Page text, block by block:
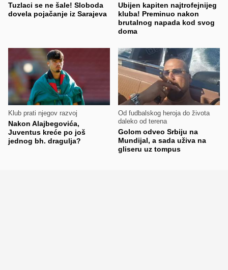
Tuzlaci se ne šale! Sloboda
dovela pojačanje iz Sarajeva
Ubijen kapiten najtrofejnijeg
kluba! Preminuo nakon
brutalnog napada kod svog
doma
Klub prati njegov razvoj
Nakon Alajbegovića,
Juventus kreće po još
jednog bh. dragulja?
Od fudbalskog heroja do života
daleko od terena
Golom odveo Srbiju na
Mundijal, a sada uživa na
gliseru uz tompus